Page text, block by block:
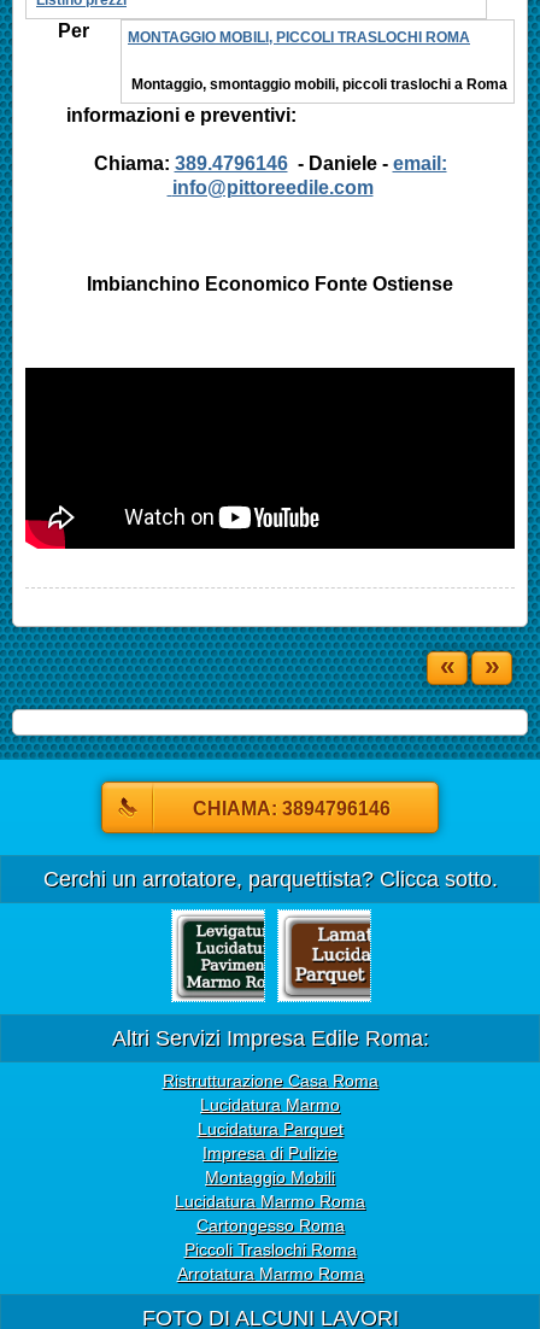
MONTAGGIO MOBILI, PICCOLI TRASLOCHI ROMA
Montaggio, smontaggio mobili, piccoli traslochi a Roma
Per
informazioni e preventivi:
Chiama: 389.4796146- Daniele - email:
info@pittoreedile.com
Imbianchino Economico Fonte Ostiense
« »
CHIAMA: 3894796146
Cerchi un arrotatore, parquettista? Clicca sotto.
Altri Servizi Impresa Edile Roma:
Ristrutturazione Casa Roma
Lucidatura Marmo
Lucidatura Parquet
Impresa di Pulizie
Montaggio Mobili
Lucidatura Marmo Roma
Cartongesso Roma
Piccoli Traslochi Roma
Arrotatura Marmo Roma
FOTO DI ALCUNI LAVORI